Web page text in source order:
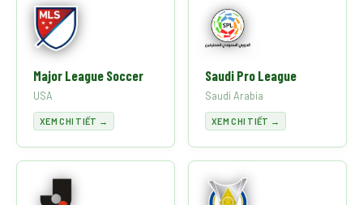
Major League Soccer
USA
XEM CHI TIẾT →
Saudi Pro League
Saudi Arabia
XEM CHI TIẾT →